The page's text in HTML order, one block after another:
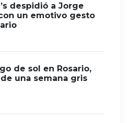
despidió a Jorge
un emotivo gesto
de sol en Rosario,
una semana gris